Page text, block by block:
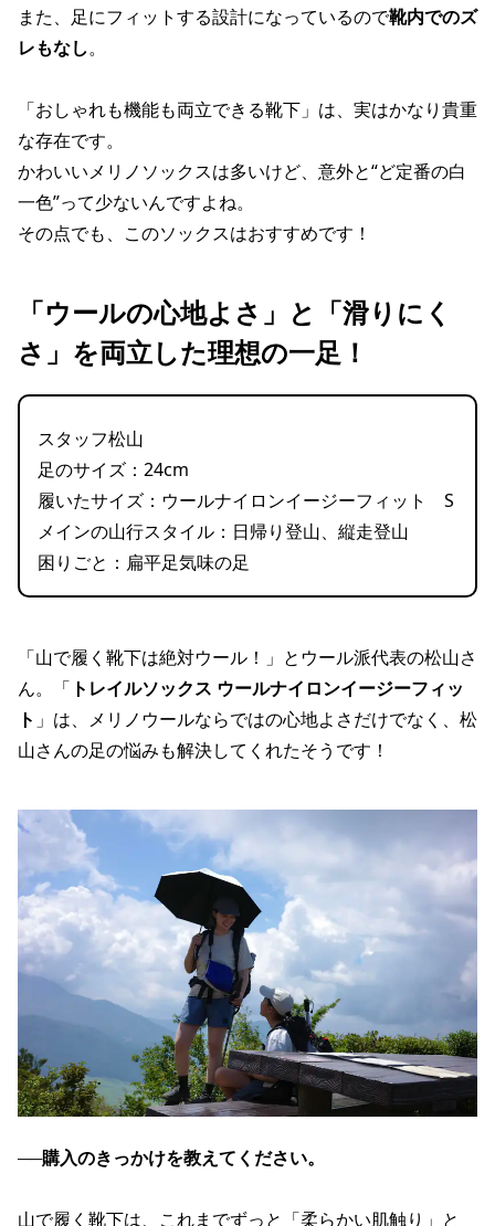
また、足にフィットする設計になっているので靴内でのズ
レもなし。
「おしゃれも機能も両立できる靴下」は、実はかなり貴重
な存在です。
かわいいメリノソックスは多いけど、意外と“ど定番の白
一色”って少ないんですよね。
その点でも、このソックスはおすすめです！
「ウールの心地よさ」と「滑りにく
さ」を両立した理想の一足！
スタッフ松山
足のサイズ：24cm
履いたサイズ：ウールナイロンイージーフィット S
メインの山行スタイル：日帰り登山、縦走登山
困りごと：扁平足気味の足
「山で履く靴下は絶対ウール！」とウール派代表の松山さ
ん。「 トレイルソックス ウールナイロンイージーフィッ
ト 」は、メリノウールならではの心地よさだけでなく、松
山さんの足の悩みも解決してくれたそうです！
──購入のきっかけを教えてください。
山で履く靴下は、これまでずっと「柔らかい肌触り」と